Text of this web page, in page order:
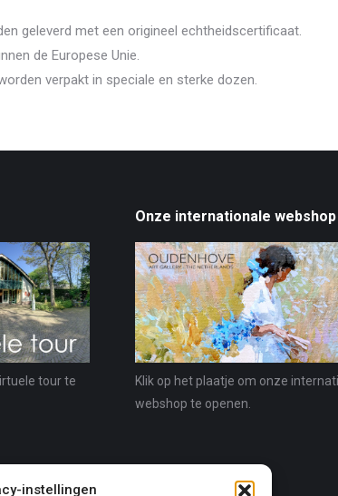
instellingen
geleverd met een origineel echtheidscertificaat.
de Europese Unie.
verpakt in speciale en sterke dozen.
tour te
Onze internationale webshop
Klik op het plaatje om onze
webshop te openen.